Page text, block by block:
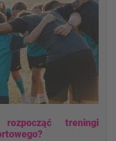
treningi